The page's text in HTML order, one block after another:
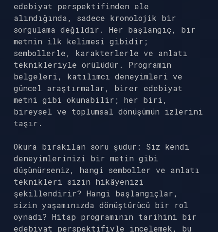
edebiyat perspektifinden ele
alındığında, sadece kronolojik bir
sorgulama değildir. Her başlangıç, bir
metnin ilk kelimesi gibidir;
sembollerle, karakterlerle ve anlatı
teknikleriyle örülüdür. Programın
belgeleri, katılımcı deneyimleri ve
güncel araştırmalar, birer edebiyat
metni gibi okunabilir; her biri,
bireysel ve toplumsal dönüşümün izlerini
taşır.
Okura bırakılan soru şudur: Siz kendi
deneyimlerinizi bir metin gibi
düşünürseniz, hangi semboller ve anlatı
teknikleri sizin hikâyenizi
şekillendirir? Hangi başlangıçlar,
sizin yaşamınızda dönüştürücü bir rol
oynadı? Hitap programının tarihini bir
edebiyat perspektifiyle incelemek, bu